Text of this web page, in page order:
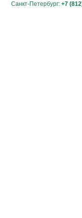
Санкт-Петербург: +7